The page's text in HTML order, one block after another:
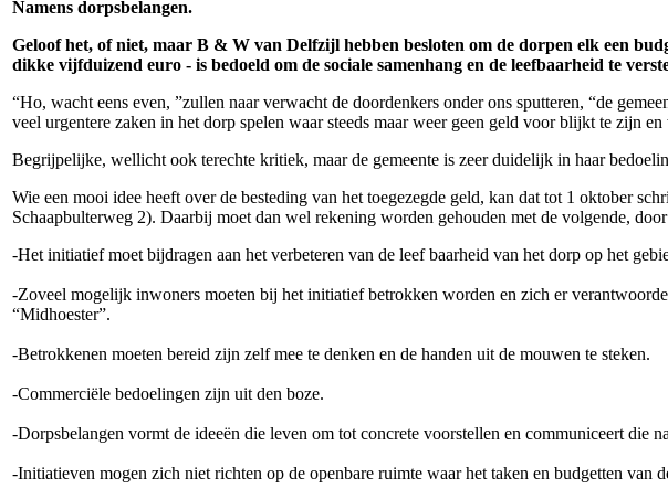
Namens dorpsbelangen.
Geloof het, of niet, maar B & W van Delfzijl hebben besloten om de dorpen elk een
dikke vijfduizend euro - is bedoeld om de sociale samenhang en de leefbaarheid te
“Ho, wacht eens even, ”zullen naar verwacht de doordenkers onder ons sputteren, “de
veel urgentere zaken in het dorp spelen waar steeds maar weer geen geld voor blijkt te zijn
Begrijpelijke, wellicht ook terechte kritiek, maar de gemeente is zeer duidelijk in haar
Wie een mooi idee heeft over de besteding van het toegezegde geld, kan dat tot 1 oktober
Schaapbulterweg 2). Daarbij moet dan wel rekening worden gehouden met de volgende,
-Het initiatief moet bijdragen aan het verbeteren van de leef baarheid van het dorp op het
-Zoveel mogelijk inwoners moeten bij het initiatief betrokken worden en zich er
“Midhoester”.
-Betrokkenen moeten bereid zijn zelf mee te denken en de handen uit de mouwen te steken.
-Commerciële bedoelingen zijn uit den boze.
-Dorpsbelangen vormt de ideeën die leven om tot concrete voorstellen en communiceert die
-Initiatieven mogen zich niet richten op de openbare ruimte waar het taken en budgetten van